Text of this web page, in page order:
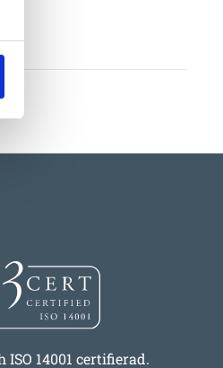
ISO 14001 certifierad.